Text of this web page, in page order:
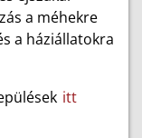
a méhekre
a háziállatokra
itt